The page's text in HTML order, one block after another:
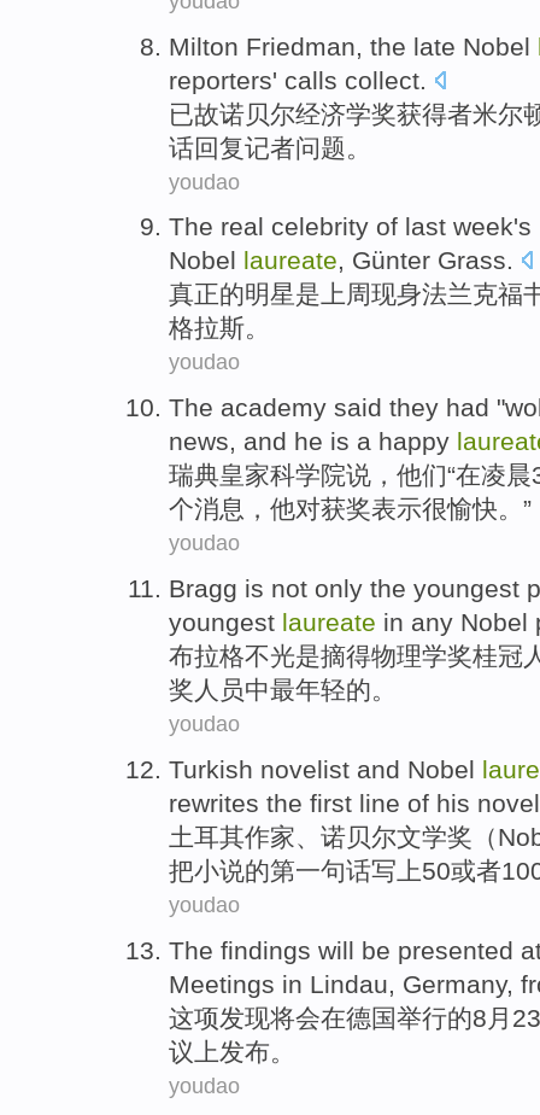
Milton Friedman , the late Nobel
reporters' calls collect
已故诺贝尔经济学奖获得者米尔
话回复记者问题。
youdao
The real celebrity of last week's
Nobel laureate, Günter Grass.
真正的明星是 上周现身法兰克福
格拉斯。
youdao
The academy said they had "
news, and he is a happy
瑞典皇家科学院说 ， 他们“在凌晨
个消息 ， 他对获奖表示很愉快。”
youdao
Bragg is not only the youngest
youngest laureate in any Nobel
布拉格不光是摘得物理学奖桂冠
奖 人员中最年轻的。
youdao
Turkish novelist and Nobel
rewrites the first line of his
土耳其作家、 诺贝尔文学奖 （
把小说的第一句话写上50或者
youdao
The findings will be presented
Meetings in Lindau, Germany,
这项发现将会在德国举行的8月 23
议 上发布。
youdao